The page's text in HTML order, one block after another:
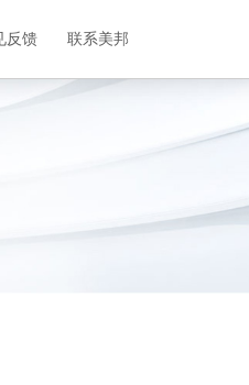
反馈 联系美邦